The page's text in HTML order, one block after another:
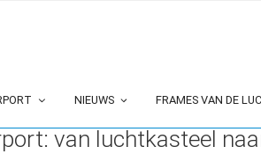
NIEUWS FRAMES VAN DE
van luchtkasteel